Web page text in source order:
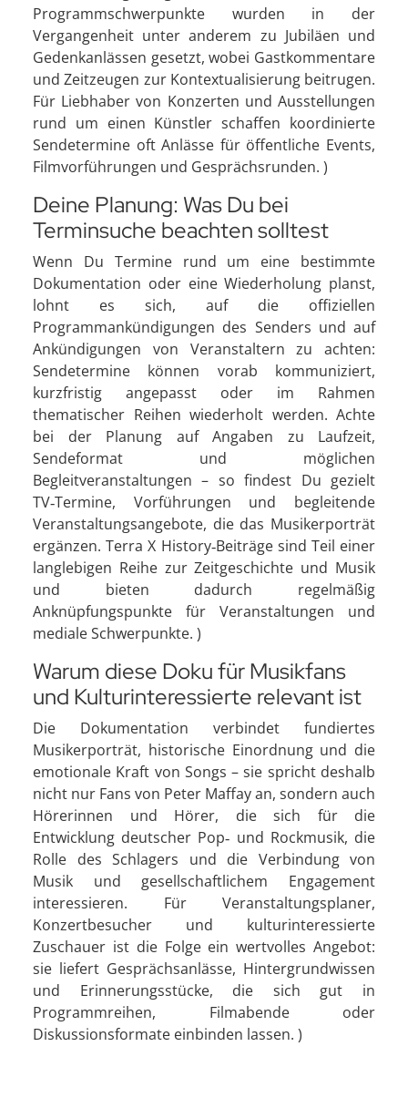
Programmschwerpunkte wurden in der
Vergangenheit unter anderem zu Jubiläen und
Gedenkanlässen gesetzt, wobei Gastkommentare
und Zeitzeugen zur Kontextualisierung beitrugen.
Für Liebhaber von Konzerten und Ausstellungen
rund um einen Künstler schaffen koordinierte
Sendetermine oft Anlässe für öffentliche Events,
Filmvorführungen und Gesprächsrunden. )
Deine Planung: Was Du bei
Terminsuche beachten solltest
Wenn Du Termine rund um eine bestimmte
Dokumentation oder eine Wiederholung planst,
lohnt es sich, auf die offiziellen
Programmankündigungen des Senders und auf
Ankündigungen von Veranstaltern zu achten:
Sendetermine können vorab kommuniziert,
kurzfristig angepasst oder im Rahmen
thematischer Reihen wiederholt werden. Achte
bei der Planung auf Angaben zu Laufzeit,
Sendeformat und möglichen
Begleitveranstaltungen – so findest Du gezielt
TV‑Termine, Vorführungen und begleitende
Veranstaltungsangebote, die das Musikerporträt
ergänzen. Terra X History‑Beiträge sind Teil einer
langlebigen Reihe zur Zeitgeschichte und Musik
und bieten dadurch regelmäßig
Anknüpfungspunkte für Veranstaltungen und
mediale Schwerpunkte. )
Warum diese Doku für Musikfans
und Kulturinteressierte relevant ist
Die Dokumentation verbindet fundiertes
Musikerporträt, historische Einordnung und die
emotionale Kraft von Songs – sie spricht deshalb
nicht nur Fans von Peter Maffay an, sondern auch
Hörerinnen und Hörer, die sich für die
Entwicklung deutscher Pop‑ und Rockmusik, die
Rolle des Schlagers und die Verbindung von
Musik und gesellschaftlichem Engagement
interessieren. Für Veranstaltungsplaner,
Konzertbesucher und kulturinteressierte
Zuschauer ist die Folge ein wertvolles Angebot:
sie liefert Gesprächsanlässe, Hintergrundwissen
und Erinnerungsstücke, die sich gut in
Programmreihen, Filmabende oder
Diskussionsformate einbinden lassen. )